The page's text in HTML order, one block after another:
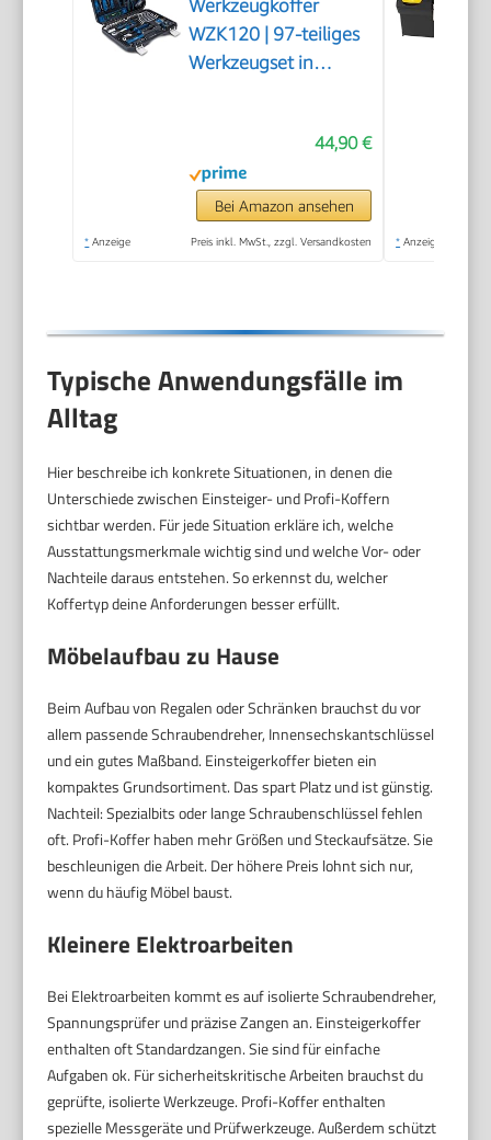
Werkzeugkoffer
WZK120 | 97-teiliges
Werkzeugset in
gummiertem Griff |
Biteinsätze,
Schraubendreher,
44,90 €
Bei Amazon ansehen
* Anzeige Preis inkl. MwSt., zzgl. Versandkosten * Anzeige
Typische Anwendungsfälle im
Alltag
Hier beschreibe ich konkrete Situationen, in denen die
Unterschiede zwischen Einsteiger- und Profi-Koffern
sichtbar werden. Für jede Situation erkläre ich, welche
Ausstattungsmerkmale wichtig sind und welche Vor- oder
Nachteile daraus entstehen. So erkennst du, welcher
Koffertyp deine Anforderungen besser erfüllt.
Möbelaufbau zu Hause
Beim Aufbau von Regalen oder Schränken brauchst du vor
allem passende Schraubendreher, Innensechskantschlüssel
und ein gutes Maßband. Einsteigerkoffer bieten ein
kompaktes Grundsortiment. Das spart Platz und ist günstig.
Nachteil: Spezialbits oder lange Schraubenschlüssel fehlen
oft. Profi-Koffer haben mehr Größen und Steckaufsätze. Sie
beschleunigen die Arbeit. Der höhere Preis lohnt sich nur,
wenn du häufig Möbel baust.
Kleinere Elektroarbeiten
Bei Elektroarbeiten kommt es auf isolierte Schraubendreher,
Spannungsprüfer und präzise Zangen an. Einsteigerkoffer
enthalten oft Standardzangen. Sie sind für einfache
Aufgaben ok. Für sicherheitskritische Arbeiten brauchst du
geprüfte, isolierte Werkzeuge. Profi-Koffer enthalten
spezielle Messgeräte und Prüfwerkzeuge. Außerdem schützt